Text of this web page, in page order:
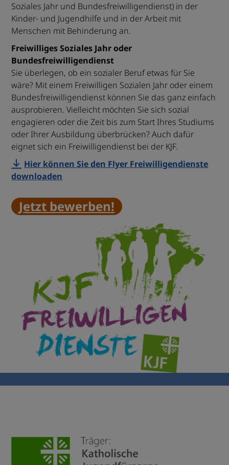
Soziales Jahr und Bundesfreiwilligendienst) in der
Kinder- und Jugendhilfe und in der Arbeit mit
Menschen mit Behinderung an.
Freiwilliges Soziales Jahr oder
Bundesfreiwilligendienst
Sie überlegen, ob ein sozialer Beruf etwas für Sie
wäre? Mit einem Freiwilligen Sozialen Jahr oder einem
Bundesfreiwilligendienst können Sie das ganz einfach
ausprobieren. Vielleicht möchten Sie sich sozial
engagieren oder die Zeit bis zum Start Ihres Studiums
oder Ihrer Ausbildung überbrücken? Auch dafür
eignet sich ein Freiwilligendienst bei der KJF.
Hier können Sie den Flyer Freiwilligendienste
downloaden
Jetzt bewerben!